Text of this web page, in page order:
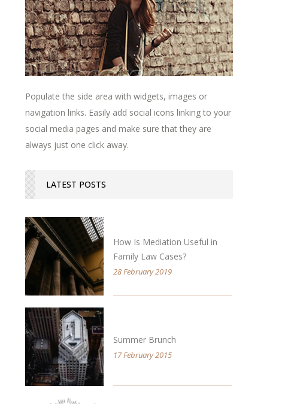
Populate the side area with widgets, images or
navigation links. Easily add social icons linking to your
social media pages and make sure that they are
always just one click away.
LATEST POSTS
How Is Mediation Useful in
Family Law Cases?
28 February 2019
Summer Brunch
17 February 2015